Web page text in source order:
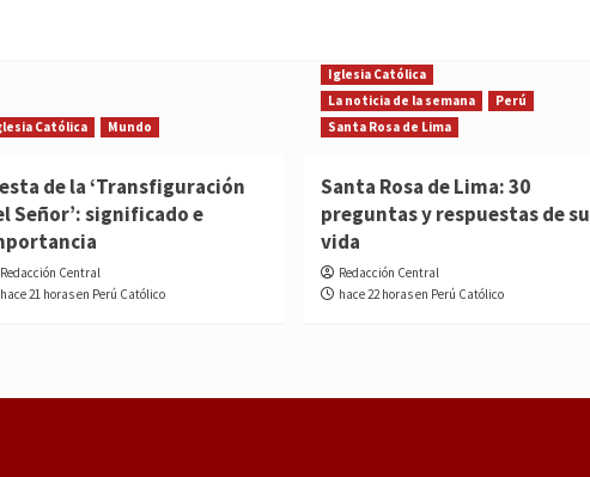
Católica Mundo
de la ‘Transfiguración
Señor’: significado e
Redacción Central
hace 21 horas en Perú Católico
Iglesia Católica
La noticia de la semana
Perú
Santa Rosa de Lima
Santa Rosa de Lima: 30
preguntas y respuestas de su
vida
Redacción Central
hace 22 horas en Perú Católico